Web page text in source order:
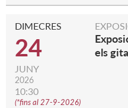
DIMECRES
24
JUNY
2026
10:30
(*fins al 27-9-2026)
els